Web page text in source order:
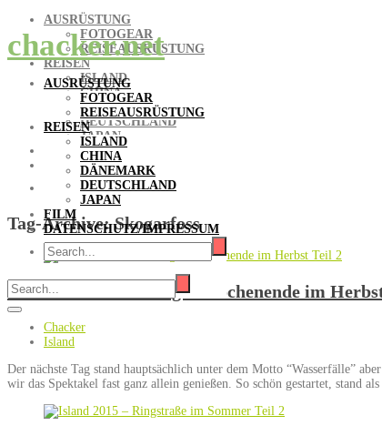
chacker.net
AUSRÜSTUNG
FOTOGEAR
REISEAUSRÜSTUNG
REISEN
ISLAND
CHINA
DÄNEMARK
DEUTSCHLAND
JAPAN
FILM
DATENSCHUTZ/IMPRESSUM
AUSRÜSTUNG
FOTOGEAR
REISEAUSRÜSTUNG
REISEN
ISLAND
CHINA
DÄNEMARK
DEUTSCHLAND
JAPAN
FILM
DATENSCHUTZ/IMPRESSUM
Tag-Archive:Skogarfoss
Island 2017 – Ein langes Wochenende im
Chacker
Island
Der nächste Tag stand hauptsächlich unter dem Motto “Wasserfälle”
wir das Spektakel fast ganz allein genießen. So schön gestartet, stand